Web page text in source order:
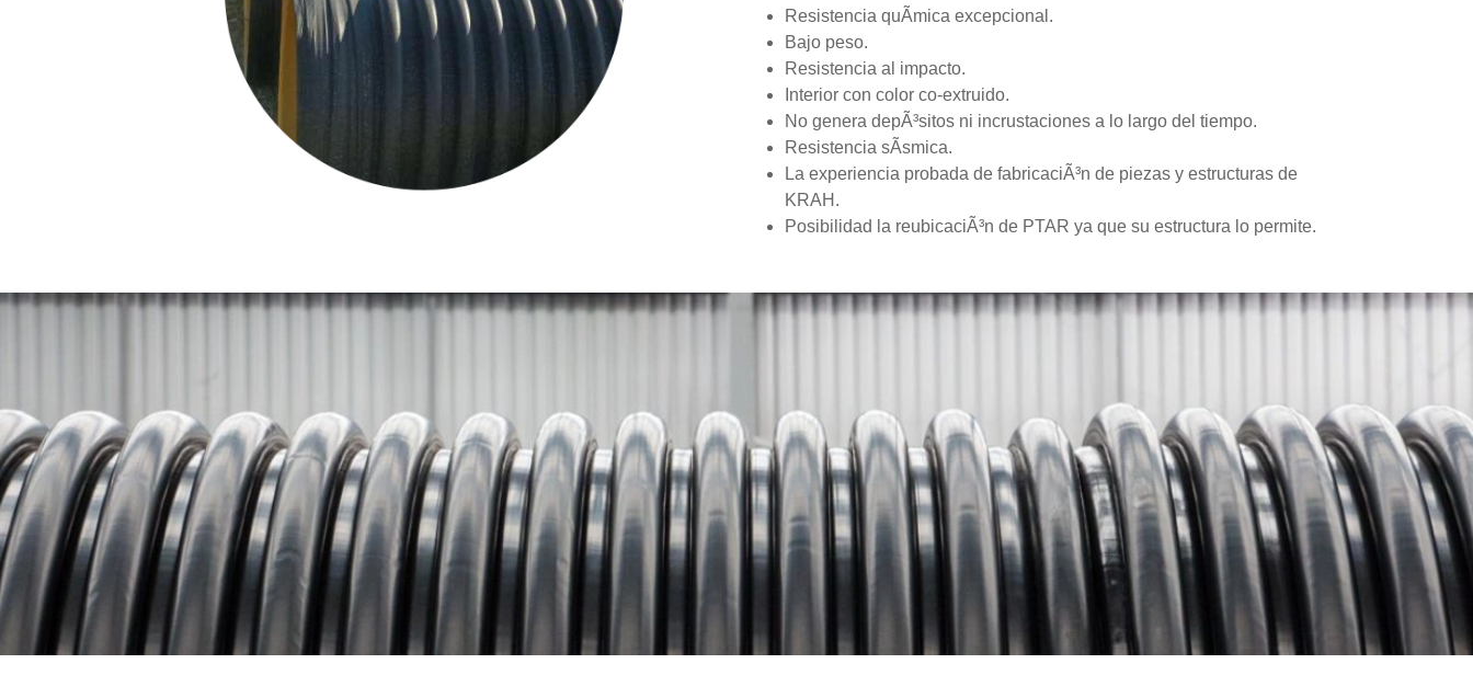
Resistencia quÃ­mica excepcional.
Bajo peso.
Resistencia al impacto.
Interior con color co-extruido.
No genera depÃ³sitos ni incrustaciones a lo largo del tiempo.
Resistencia sÃ­smica.
La experiencia probada de fabricaciÃ³n de piezas y estructuras de
KRAH.
Posibilidad la reubicaciÃ³n de PTAR ya que su estructura lo permite.